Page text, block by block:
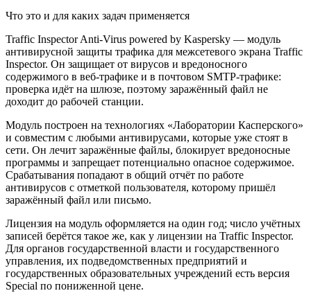
Что это и для каких задач применяется
Traffic Inspector Anti-Virus powered by Kaspersky — модуль
антивирусной защиты трафика для межсетевого экрана Traffic
Inspector. Он защищает от вирусов и вредоносного
содержимого в веб-трафике и в почтовом SMTP-трафике:
проверка идёт на шлюзе, поэтому заражённый файл не
доходит до рабочей станции.
Модуль построен на технологиях «Лаборатории Касперского»
и совместим с любыми антивирусами, которые уже стоят в
сети. Он лечит заражённые файлы, блокирует вредоносные
программы и запрещает потенциально опасное содержимое.
Срабатывания попадают в общий отчёт по работе
антивирусов с отметкой пользователя, которому пришёл
заражённый файл или письмо.
Лицензия на модуль оформляется на один год; число учётных
записей берётся такое же, как у лицензии на Traffic Inspector.
Для органов государственной власти и государственного
управления, их подведомственных предприятий и
государственных образовательных учреждений есть версия
Special по пониженной цене.